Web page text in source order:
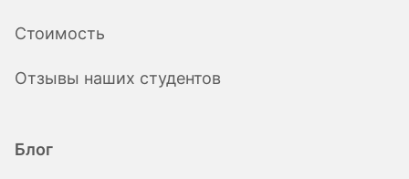
Стоимость
Отзывы наших студентов
Блог